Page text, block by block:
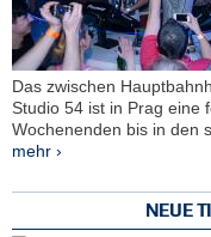
Das zwischen
Studio 54 ist in Prag eine
Wochenenden bis in den
mehr ›
NEUE